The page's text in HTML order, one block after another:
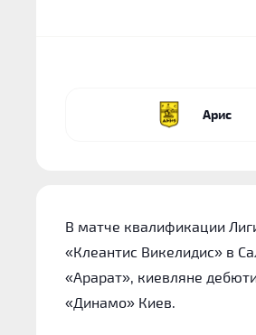
Арис
В матче квалификации
«Клеантис Викелидис» в
«Арарат», киевляне
«Динамо» Киев.